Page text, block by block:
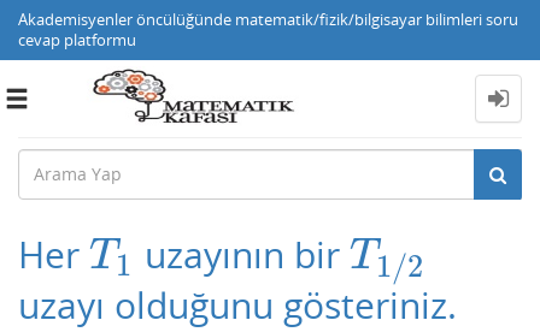
Akademisyenler öncülüğünde matematik/fizik/bilgisayar bilimleri soru
cevap platformu
Toggle
Her T 1
T1 uzayının bir T 1/2
T1 /2
uzayı olduğunu gösteriniz.